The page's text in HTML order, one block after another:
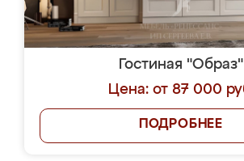
Гостиная "Образ"
Цена: от 87 000
ПОДРОБНЕЕ